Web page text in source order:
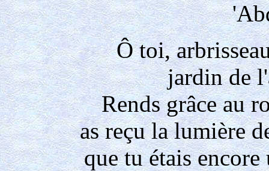
Ô toi,
jardin de
Rends grâce au
as reçu la lumière
que tu étais